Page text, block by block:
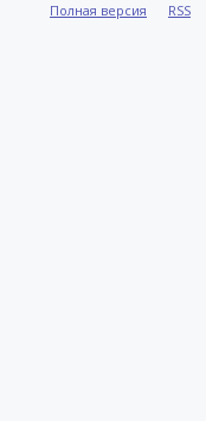
Полная версия RSS